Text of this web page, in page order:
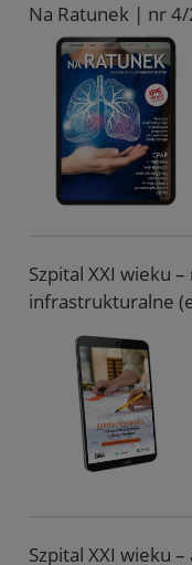
Na Ratunek | nr
Szpital XXI wieku
infrastrukturalne
Szpital XXI wieku